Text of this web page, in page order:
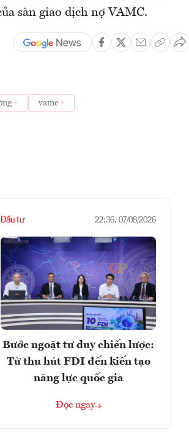
sàn giao dịch nợ VAMC.
vamc
Đầu tư 22:36, 07/08/2026
Bước ngoặt tư duy chiến lược:
Từ thu hút FDI đến kiến tạo
năng lực quốc gia
Đọc ngay